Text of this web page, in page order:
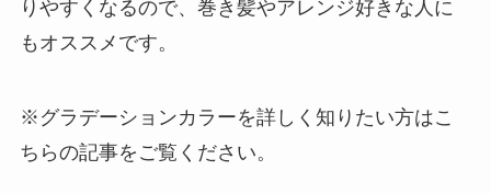
りやすくなるので、巻き髪やアレンジ好きな人に
もオススメです。
※グラデーションカラーを詳しく知りたい方はこ
ちらの記事をご覧ください。